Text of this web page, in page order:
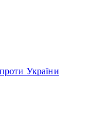
України